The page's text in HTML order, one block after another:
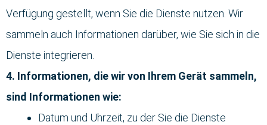
Verfügung gestellt, wenn Sie die Dienste nutzen. Wir
sammeln auch Informationen darüber, wie Sie sich in die
Dienste integrieren.
4. Informationen, die wir von Ihrem Gerät sammeln,
sind Informationen wie:
Datum und Uhrzeit, zu der Sie die Dienste